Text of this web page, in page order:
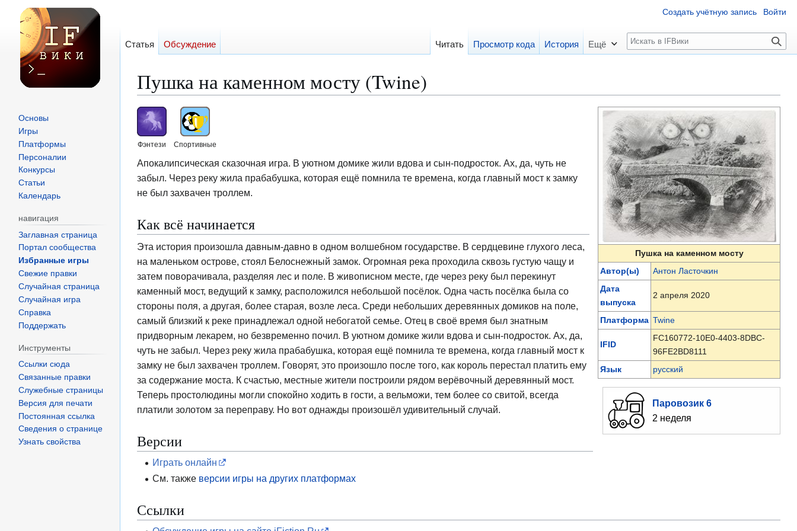
Пушка на каменном мосту (Twine)
Перейти
навигации
Перейти
поиску
Пушка на каменном мосту
Автор(ы)
Антон Ласточкин
Дата
выпуска
2 апреля 2020
Платформа Twine
IFID
FC160772-10E0-4403-8DBC-
96FE2BD8111
Язык
русский
Фэнтези Спортивные
Паровозик 6
2 неделя
Апокалипсическая сказочная игра. В уютном домике жили вдова и сын-подросток. Ах, да, чуть не
забыл. Через реку жила прабабушка, которая ещё помнила те времена, когда главный мост к замку
не был захвачен троллем.
Как всё начинается
Эта история произошла давным-давно в одном волшебном государстве. В сердцевине глухого леса,
на маленьком острове, стоял Белоснежный замок. Огромная река проходила сквозь густую чащу и
затем поворачивала, разделяя лес и поле. В живописном месте, где через реку был перекинут
каменный мост, ведущий к замку, расположился небольшой посёлок. Одна часть посёлка была со
стороны поля, а другая, более старая, возле леса. Среди небольших деревянных домиков на поле,
самый близкий к реке принадлежал одной небогатой семье. Отец в своё время был знатным
придворным лекарем, но безвременно почил. В уютном домике жили вдова и сын-подросток. Ах, да,
чуть не забыл. Через реку жила прабабушка, которая ещё помнила те времена, когда главный мост к
замку не был захвачен троллем. Говорят, это произошло после того, как король перестал платить ему
за содержание моста. К счастью, местные жители построили рядом верёвочный деревянный мост.
Теперь простолюдины могли спокойно ходить в гости, а вельможи, тем более со свитой, всегда
платили золотом за переправу. Но вот однажды произошёл удивительный случай.
Версии
Играть онлайн
См. также версии игры на других платформах
Ссылки
Создать учётную запись Войти
Статья Обсуждение Читать Просмотр кода История Ещё
П
о
к
Основы
Игры
Платформы
Персоналии
Конкурсы
Статьи
Календарь
навигация
Заглавная страница
Портал сообщества
Избранные игры
Свежие правки
Случайная страница
Случайная игра
Справка
Поддержать
Инструменты
Ссылки сюда
Связанные правки
Служебные страницы
Версия для печати
Постоянная ссылка
Сведения о странице
Узнать свойства